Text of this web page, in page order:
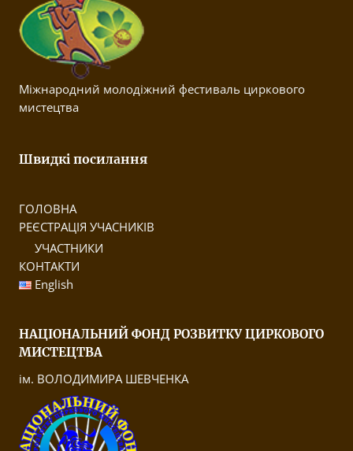
Міжнародний молодіжний фестиваль циркового
мистецтва
Швидкі посилання
ГОЛОВНА
РЕЄСТРАЦІЯ УЧАСНИКІВ
УЧАСТНИКИ
КОНТАКТИ
English
НАЦІОНАЛЬНИЙ ФОНД РОЗВИТКУ ЦИРКОВОГО
МИСТЕЦТВА
ім. ВОЛОДИМИРА ШЕВЧЕНКА